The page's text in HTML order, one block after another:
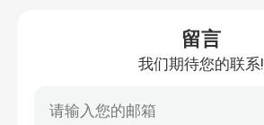
留言
我们期待您的联系!